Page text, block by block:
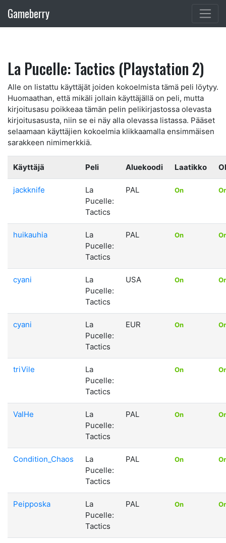
Gameberry
La Pucelle: Tactics (Playstation 2)
Alle on listattu käyttäjät joiden kokoelmista tämä peli löytyy.
Huomaathan, että mikäli jollain käyttäjällä on peli, mutta
kirjoitusasu poikkeaa tämän pelin pelikirjastossa olevasta
kirjoitusasusta, niin se ei näy alla olevassa listassa. Pääset
selaamaan käyttäjien kokoelmia klikkaamalla ensimmäisen
sarakkeen nimimerkkiä.
Käyttäjä Peli Aluekoodi Laatikko
jackknife
La
Pucelle:
Tactics
PAL On
huikauhia
La
Pucelle:
Tactics
PAL On
cyani
La
Pucelle:
Tactics
USA On
cyani
La
Pucelle:
Tactics
EUR On
triVile
La
Pucelle:
Tactics
On
ValHe
La
Pucelle:
Tactics
PAL On
Condition_Chaos
La
Pucelle:
Tactics
PAL On
Peipposka
La
Pucelle:
Tactics
PAL On